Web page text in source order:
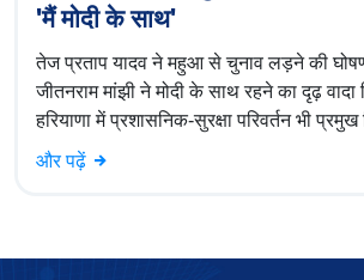
'मैं मोदी के साथ'
तेज प्रताप यादव ने महुआ से चुनाव लड़ने की
जीतनराम मांझी ने मोदी के साथ रहने का दृढ़
हरियाणा में प्रशासनिक‑सुरक्षा परिवर्तन भी प्रमुख
और पढ़ें